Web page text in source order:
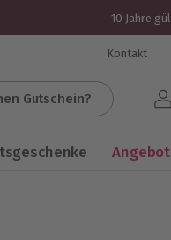
10 Jahre
Kontakt
Gutschein?